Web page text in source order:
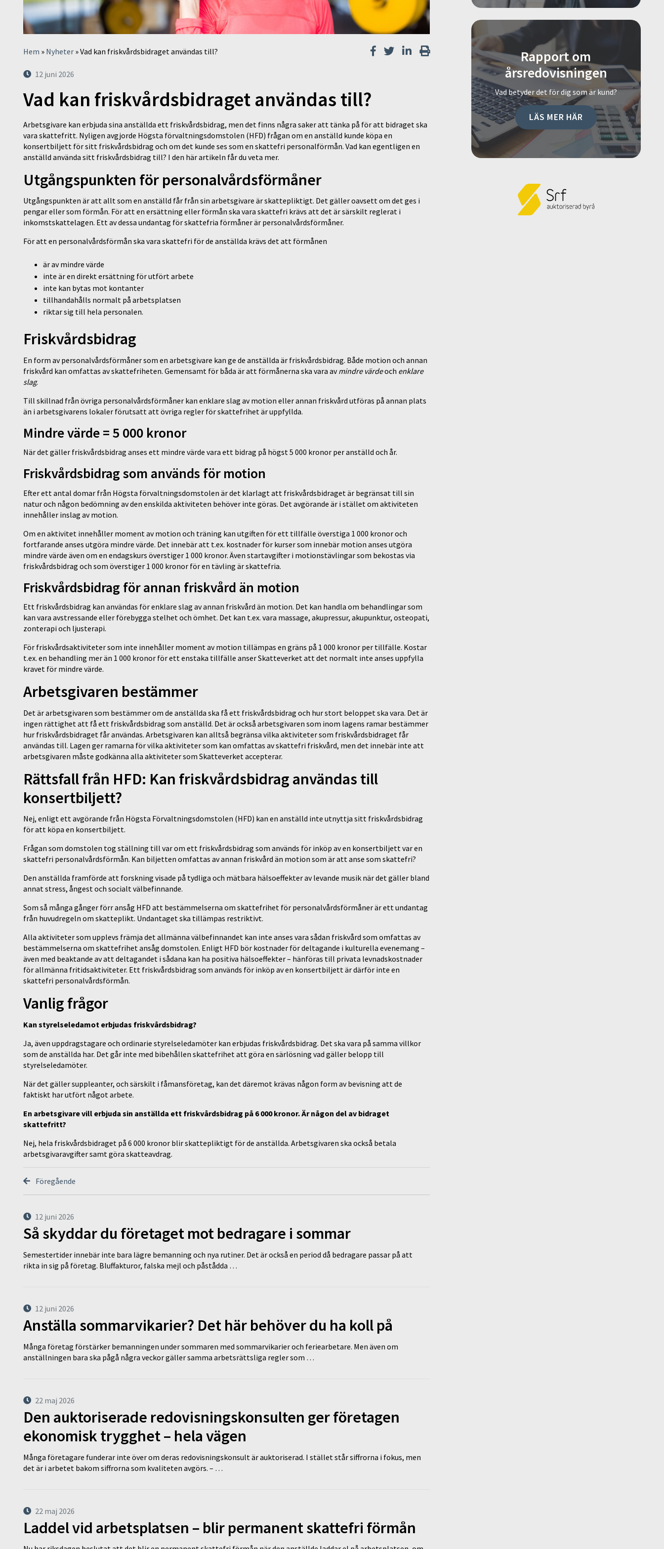
Hem » Nyheter »Vad kan friskvårdsbidraget användas till?
12 juni 2026
Vad kan friskvårdsbidraget användas till?
Arbetsgivare kan erbjuda sina anställda ett friskvårdsbidrag, men det finns några saker att tänka på för att bidraget ska
vara skattefritt. Nyligen avgjorde Högsta förvaltningsdomstolen (HFD) frågan om en anställd kunde köpa en
konsertbiljett för sitt friskvårdsbidrag och om det kunde ses som en skattefri personalförmån. Vad kan egentligen en
anställd använda sitt friskvårdsbidrag till? I den här artikeln får du veta mer.
Utgångspunkten för personalvårdsförmåner
Utgångspunkten är att allt som en anställd får från sin arbetsgivare är skattepliktigt. Det gäller oavsett om det ges i
pengar eller som förmån. För att en ersättning eller förmån ska vara skattefri krävs att det är särskilt reglerat i
inkomstskattelagen. Ett av dessa undantag för skattefria förmåner är personalvårdsförmåner.
För att en personalvårdsförmån ska vara skattefri för de anställda krävs det att förmånen
är av mindre värde
inte är en direkt ersättning för utfört arbete
inte kan bytas mot kontanter
tillhandahålls normalt på arbetsplatsen
riktar sig till hela personalen.
Friskvårdsbidrag
En form av personalvårdsförmåner som en arbetsgivare kan ge de anställda är friskvårdsbidrag. Både motion och annan
friskvård kan omfattas av skattefriheten. Gemensamt för båda är att förmånerna ska vara avmindre värdeoch enklare
slag.
Till skillnad från övriga personalvårdsförmåner kan enklare slag av motion eller annan friskvård utföras på annan plats
än i arbetsgivarens lokaler förutsatt att övriga regler för skattefrihet är uppfyllda.
Mindre värde = 5 000 kronor
När det gäller friskvårdsbidrag anses ett mindre värde vara ett bidrag på högst 5 000 kronor per anställd och år.
Friskvårdsbidrag som används för motion
Efter ett antal domar från Högsta förvaltningsdomstolen är det klarlagt att friskvårdsbidraget är begränsat till sin
natur och någon bedömning av den enskilda aktiviteten behöver inte göras. Det avgörande är i stället om aktiviteten
innehåller inslag av motion.
Om en aktivitet innehåller moment av motion och träning kan utgiften för ett tillfälle överstiga 1 000 kronor och
fortfarande anses utgöra mindre värde. Det innebär att t.ex. kostnader för kurser som innebär motion anses utgöra
mindre värde även om en endagskurs överstiger 1 000 kronor. Även startavgifter i motionstävlingar som bekostas via
friskvårdsbidrag och som överstiger 1 000 kronor för en tävling är skattefria.
Friskvårdsbidrag för annan friskvård än motion
Ett friskvårdsbidrag kan användas för enklare slag av annan friskvård än motion. Det kan handla om behandlingar som
kan vara avstressande eller förebygga stelhet och ömhet. Det kan t.ex. vara massage, akupressur, akupunktur, osteopati,
zonterapi och ljusterapi.
För friskvårdsaktiviteter som inte innehåller moment av motion tillämpas en gräns på 1 000 kronor per tillfälle. Kostar
t.ex. en behandling mer än 1 000 kronor för ett enstaka tillfälle anser Skatteverket att det normalt inte anses uppfylla
kravet för mindre värde.
Arbetsgivaren bestämmer
Det är arbetsgivaren som bestämmer om de anställda ska få ett friskvårdsbidrag och hur stort beloppet ska vara. Det är
ingen rättighet att få ett friskvårdsbidrag som anställd. Det är också arbetsgivaren som inom lagens ramar bestämmer
hur friskvårdsbidraget får användas. Arbetsgivaren kan alltså begränsa vilka aktiviteter som friskvårdsbidraget får
användas till. Lagen ger ramarna för vilka aktiviteter som kan omfattas av skattefri friskvård, men det innebär inte att
arbetsgivaren måste godkänna alla aktiviteter som Skatteverket accepterar.
Rättsfall från HFD: Kan friskvårdsbidrag användas till
konsertbiljett?
Nej, enligt ett avgörande från Högsta Förvaltningsdomstolen (HFD) kan en anställd inte utnyttja sitt friskvårdsbidrag
för att köpa en konsertbiljett.
Frågan som domstolen tog ställning till var om ett friskvårdsbidrag som används för inköp av en konsertbiljett var en
skattefri personalvårdsförmån. Kan biljetten omfattas av annan friskvård än motion som är att anse som skattefri?
Den anställda framförde att forskning visade på tydliga och mätbara hälsoeffekter av levande musik när det gäller bland
annat stress, ångest och socialt välbefinnande.
Som så många gånger förr ansåg HFD att bestämmelserna om skattefrihet för personalvårdsförmåner är ett undantag
från huvudregeln om skatteplikt. Undantaget ska tillämpas restriktivt.
Alla aktiviteter som upplevs främja det allmänna välbefinnandet kan inte anses vara sådan friskvård som omfattas av
bestämmelserna om skattefrihet ansåg domstolen. Enligt HFD bör kostnader för deltagande i kulturella evenemang –
även med beaktande av att deltagandet i sådana kan ha positiva hälsoeffekter – hänföras till privata levnadskostnader
för allmänna fritidsaktiviteter. Ett friskvårdsbidrag som används för inköp av en konsertbiljett är därför inte en
skattefri personalvårdsförmån.
Vanlig frågor
Kan styrelseledamot erbjudas friskvårdsbidrag?
Ja, även uppdragstagare och ordinarie styrelseledamöter kan erbjudas friskvårdsbidrag. Det ska vara på samma villkor
som de anställda har. Det går inte med bibehållen skattefrihet att göra en särlösning vad gäller belopp till
styrelseledamöter.
När det gäller suppleanter, och särskilt i fåmansföretag, kan det däremot krävas någon form av bevisning att de
faktiskt har utfört något arbete.
En arbetsgivare vill erbjuda sin anställda ett friskvårdsbidrag på 6 000 kronor. Är någon del av bidraget
skattefritt?
Nej, hela friskvårdsbidraget på 6 000 kronor blir skattepliktigt för de anställda. Arbetsgivaren ska också betala
arbetsgivaravgifter samt göra skatteavdrag.
Föregående
12 juni 2026
Så skyddar du företaget mot bedragare i sommar
Semestertider innebär inte bara lägre bemanning och nya rutiner. Det är också en period då bedragare passar på att
rikta in sig på företag. Bluffakturor, falska mejl och påstådda …
12 juni 2026
Anställa sommarvikarier? Det här behöver du ha koll på
Många företag förstärker bemanningen under sommaren med sommarvikarier och feriearbetare. Men även om
anställningen bara ska pågå några veckor gäller samma arbetsrättsliga regler som …
22 maj 2026
Den auktoriserade redovisningskonsulten ger företagen
ekonomisk trygghet – hela vägen
Många företagare funderar inte över om deras redovisningskonsult är auktoriserad. I stället står siffrorna i fokus, men
det är i arbetet bakom siffrorna som kvaliteten avgörs. – …
22 maj 2026
Laddel vid arbetsplatsen – blir permanent skattefri förmån
Rapport om
årsredovisningen
Vad betyder det för dig som är kund?
LÄS MER HÄR